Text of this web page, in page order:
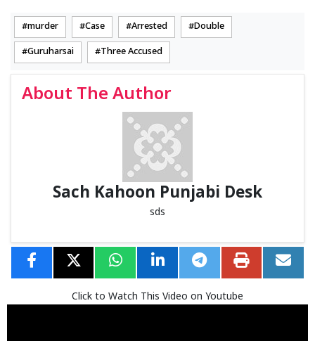
murder Case Arrested Double
Guruharsai Three Accused
About The Author
Sach Kahoon Punjabi Desk
sds
Click to Watch This Video on Youtube